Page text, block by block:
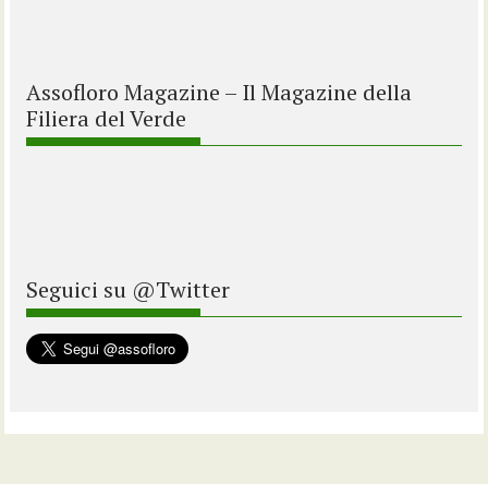
Assofloro Magazine – Il Magazine della
Filiera del Verde
Seguici su @Twitter